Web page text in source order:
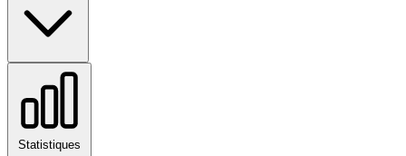
Statistiques